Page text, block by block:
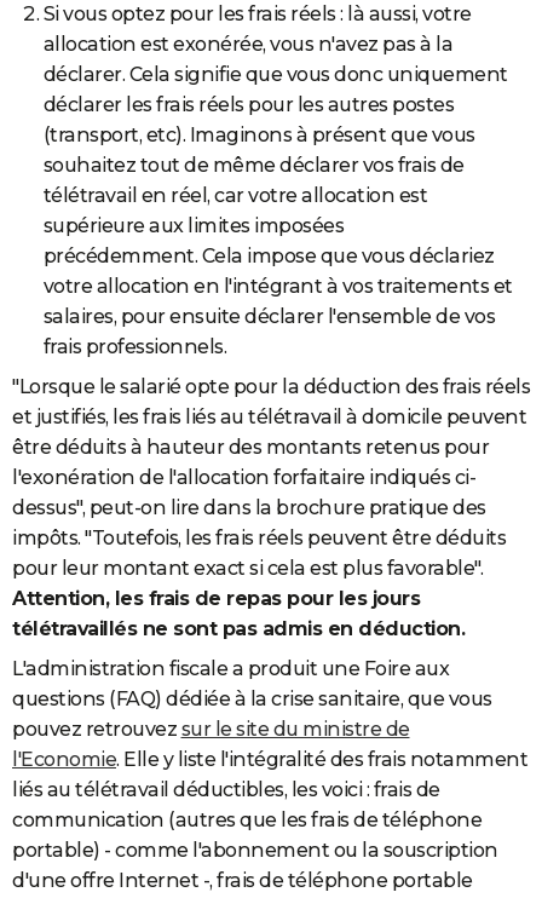
Si vous optez pour les frais réels : là aussi, votre
allocation est exonérée, vous n'avez pas à la
déclarer. Cela signifie que vous donc uniquement
déclarer les frais réels pour les autres postes
(transport, etc). Imaginons à présent que vous
souhaitez tout de même déclarer vos frais de
télétravail en réel, car votre allocation est
supérieure aux limites imposées
précédemment. Cela impose que vous déclariez
votre allocation en l'intégrant à vos traitements et
salaires, pour ensuite déclarer l'ensemble de vos
frais professionnels.
"Lorsque le salarié opte pour la déduction des frais réels
et justifiés, les frais liés au télétravail à domicile peuvent
être déduits à hauteur des montants retenus pour
l'exonération de l'allocation forfaitaire indiqués ci-
dessus", peut-on lire dans la brochure pratique des
impôts. "Toutefois, les frais réels peuvent être déduits
pour leur montant exact si cela est plus favorable".
Attention, les frais de repas pour les jours
télétravaillés ne sont pas admis en déduction.
L'administration fiscale a produit une Foire aux
questions (FAQ) dédiée à la crise sanitaire, que vous
pouvez retrouvez sur le site du ministre de
l'Economie. Elle y liste l'intégralité des frais notamment
liés au télétravail déductibles, les voici : frais de
communication (autres que les frais de téléphone
portable) - comme l'abonnement ou la souscription
d'une offre Internet -, frais de téléphone portable